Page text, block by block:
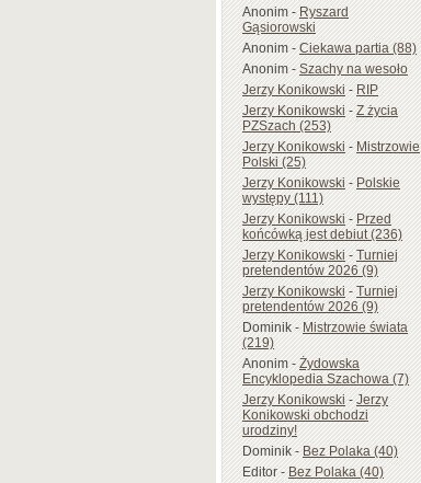
Anonim-Ryszard
Gąsiorowski
Anonim-Ciekawa partia (88)
Anonim-Szachy na wesoło
Jerzy Konikowski-RIP
Jerzy Konikowski-Z życia
PZSzach (253)
Jerzy Konikowski-Mistrzowie
Polski (25)
Jerzy Konikowski-Polskie
występy (111)
Jerzy Konikowski-Przed
końcówką jest debiut (236)
Jerzy Konikowski-Turniej
pretendentów 2026 (9)
Jerzy Konikowski-Turniej
pretendentów 2026 (9)
Dominik-Mistrzowie świata
(219)
Anonim-Żydowska
Encyklopedia Szachowa (7)
Jerzy Konikowski-Jerzy
Konikowski obchodzi
urodziny!
Dominik-Bez Polaka (40)
Editor-Bez Polaka (40)